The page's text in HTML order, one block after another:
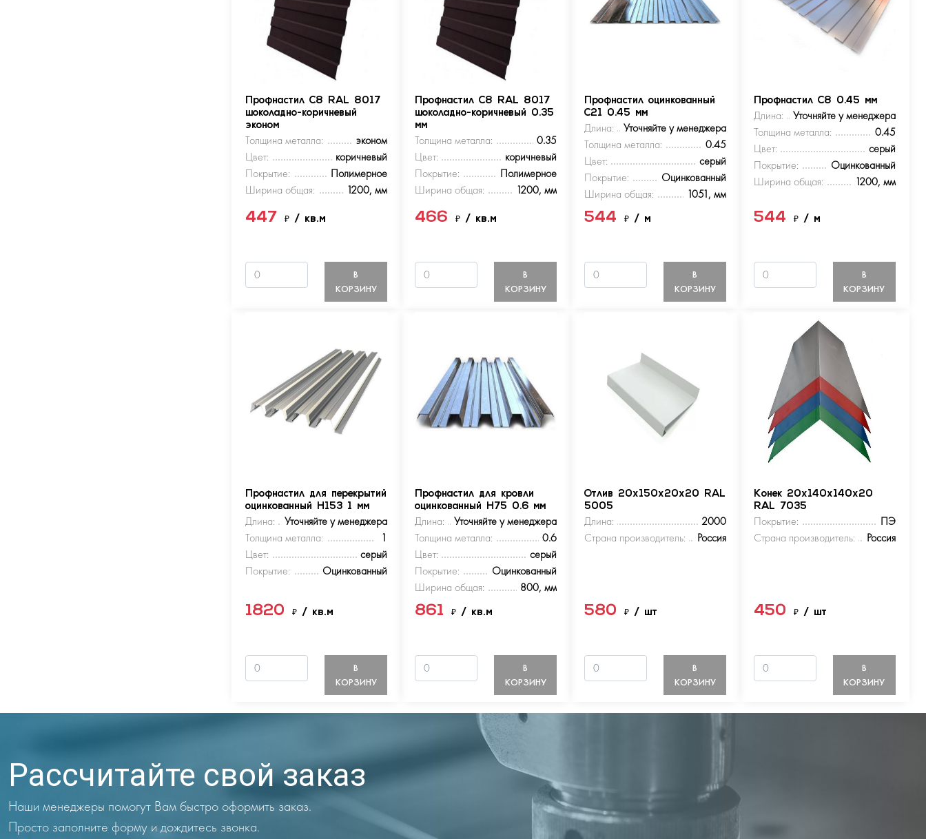
Профнастил С8 RAL 8017
шоколадно-коричневый
эконом
Толщина металла:
эконом
Цвет:
коричневый
Покрытие:
Полимерное
Ширина общая:
1200, мм
447₽/ кв.м
В
КОРЗИНУ
Профнастил С8 RAL 8017
шоколадно-коричневый 0.35
мм
Толщина металла:
0.35
Цвет:
коричневый
Покрытие:
Полимерное
Ширина общая:
1200, мм
466₽/ кв.м
В
КОРЗИНУ
Профнастил оцинкованный
С21 0.45 мм
Длина:
Уточняйте у менеджера
Толщина металла:
0.45
Цвет:
серый
Покрытие:
Оцинкованный
Ширина общая:
1051, мм
544₽/ м
В
КОРЗИНУ
Профнастил С8 0.45 мм
Длина:
Уточняйте у менеджера
Толщина металла:
0.45
Цвет:
серый
Покрытие:
Оцинкованный
Ширина общая:
1200, мм
544 ₽ / м
В
КОРЗИНУ
Профнастил для перекрытий
оцинкованный Н153 1 мм
Длина:
Уточняйте у менеджера
Толщина металла:
1
Цвет:
серый
Покрытие:
Оцинкованный
1820₽/ кв.м
В
КОРЗИНУ
Профнастил для кровли
оцинкованный Н75 0.6 мм
Длина:
Уточняйте у менеджера
Толщина металла:
0.6
Цвет:
серый
Покрытие:
Оцинкованный
Ширина общая:
800, мм
861₽/ кв.м
В
КОРЗИНУ
Отлив 20х150х20х20 RAL
5005
Длина:
2000
Страна производитель:
Россия
580₽/ шт
В
КОРЗИНУ
Конек 20х140х140х20
RAL 7035
Покрытие:
ПЭ
Страна производитель:
Россия
450 ₽ / шт
В
КОРЗИНУ
Рассчитайте свой заказ
Наши менеджеры помогут Вам быстро оформить заказ.
Просто заполните форму и дождитесь звонка.